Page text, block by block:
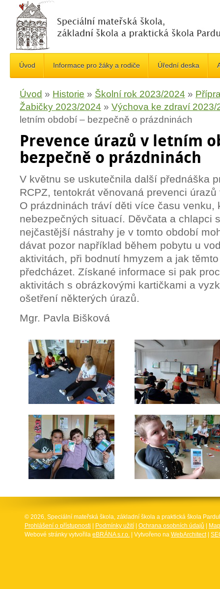
Úvod Informace pro žáky a rodiče Úřední deska
Úvod » Historie » Školní rok 2023/2024 »
Žabičky 2023/2024 » Výchova ke zdraví 2023/
letním období – bezpečně o prázdninách
Prevence úrazů v letním
bezpečně o prázdninách
V květnu se uskutečnila další přednáška
RCPZ, tentokrát věnovaná prevenci
O prázdninách tráví děti více času venku,
nebezpečných situací. Děvčata a chlapci
nejčastější nástrahy je v tomto období
dávat pozor například během pobytu u
aktivitách, při bodnutí hmyzem a jak
předcházet. Získané informace si pak
aktivitách s obrázkovými kartičkami a
ošetření některých úrazů.
Mgr. Pavla Bišková
© 2026, Speciální mateřská škola, základní škola a praktická škola
Prohlášení o přístupnosti
Podmínky užití Ochrana osobních údajů
Webové stránky vytvořila eBRÁNA s.r.o. | Vytvořeno na WebArchitect|